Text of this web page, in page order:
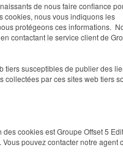
de nous faire confiance
cookies, nous vous indiquons les
protégeons ces informations.
contactant le service client de
tiers susceptibles de publier des
collectées par ces sites web tiers
cookies est Groupe Offset 5
pouvez contacter notre agent